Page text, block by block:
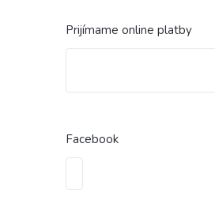
Prijímame online platby
Facebook